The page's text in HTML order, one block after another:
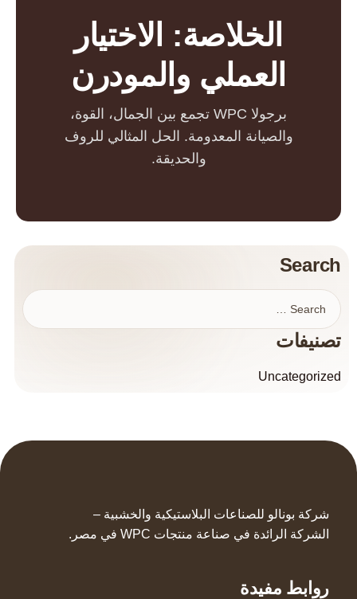
الخلاصة: الاختيار
العملي والمودرن
برجولا WPC تجمع بين الجمال، القوة،
والصيانة المعدومة. الحل المثالي للروف
والحديقة.
Search
تصنيفات
Uncategorized
شركة بونالو للصناعات البلاستيكية والخشبية –
الشركة الرائدة في صناعة منتجات WPC في مصر.
روابط مفيدة